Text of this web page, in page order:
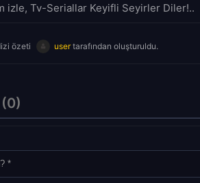
izle, Tv-Seriallar Keyifli Seyirler Diler!..
özeti usertarafından oluşturuldu.
(0)